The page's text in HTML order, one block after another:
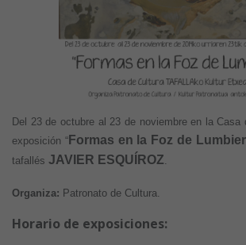
Del 23 de octubre al 23 de noviembre en la Casa
exposición “Formas en la Foz de
tafallés JAVIER ESQUÍROZ
Organiza: Patronato de Cultura.
Horario de exposiciones: